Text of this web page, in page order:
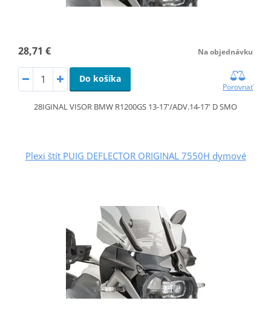
28,71 € Na objednávku
Do košíka
Porovnať
28IGINAL VISOR BMW R1200GS 13-17'/ADV.14-17' D SMO
Plexi štít PUIG DEFLECTOR ORIGINAL 7550H dymové